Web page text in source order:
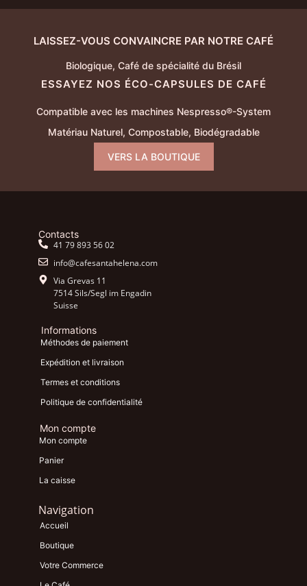
LAISSEZ-VOUS CONVAINCRE PAR NOTRE CAFÉ
Biologique, Café de spécialité du Brésil
ESSAYEZ NOS ÉCO-CAPSULES DE CAFÉ
Compatible avec les machines Nespresso®-System
Matériau Naturel, Compostable, Biodégradable
VERS LA BOUTIQUE
Contacts
41 79 893 56 02
info@cafesantahelena.com
Via Grevas 11
7514 Sils/Segl im Engadin
Suisse
Informations
Méthodes de paiement
Expédition et livraison
Termes et conditions
Politique de confidentialité
Mon compte
Mon compte
Panier
La caisse
Navigation
Accueil
Boutique
Votre Commerce